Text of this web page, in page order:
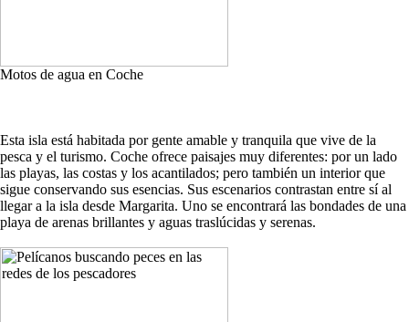
Motos de agua en Coche
Esta isla está habitada por gente amable y tranquila que vive de la
pesca y el turismo. Coche ofrece paisajes muy diferentes: por un lado
las playas, las costas y los acantilados; pero también un interior que
sigue conservando sus esencias. Sus escenarios contrastan entre sí al
llegar a la isla desde Margarita. Uno se encontrará las bondades de una
playa de arenas brillantes y aguas traslúcidas y serenas.